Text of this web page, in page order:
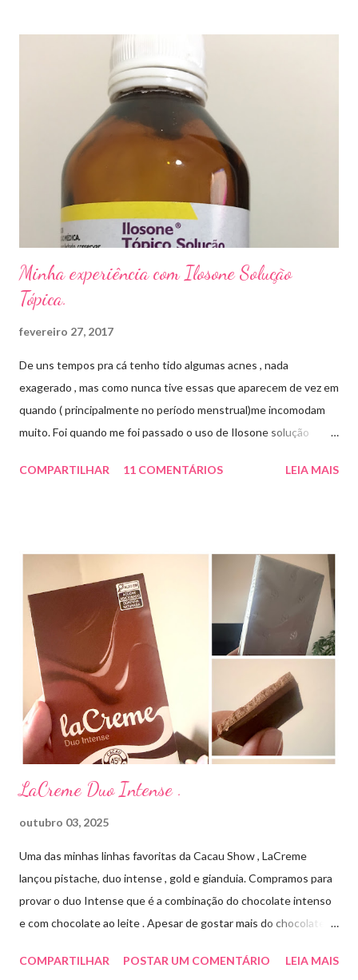
micose de unha é feito com esmaltes antifúngicos ou remédios
orais ,ou para aplicação local receitados pelo dermatologista. O
tempo para tratamento pode variar de 06 meses a um ano. Para
quem prefere tratamentos caseiros , pode aplicar óleo de cravo
duas vezes ao dia. Eu já passei por isso, pelo uso de muito
sapato fechado e apertado . E utilizei o Ciclopirox olamina que é
um agente antifúngico sintético para tratamento dermatológico
Minha experiência com Ilosone Solução
Tópica.
fevereiro 27, 2017
De uns tempos pra cá tenho tido algumas acnes , nada
exagerado , mas como nunca tive essas que aparecem de vez em
quando ( principalmente no período menstrual)me incomodam
muito. Foi quando me foi passado o uso de Ilosone solução
uma consulta com o dermatologista) O Ilosone é um antibiótico
aplico sobre a acne ( geralmente uso a noite). Informação do
produto: ILOSONE TÓPICO SOLUÇÃO (eritromicina) é um
antibiótico de amplo espectro produzido por uma cepa de
Streptomyces erythraeus. É básico e forma rapidamente sais
com os ácidos. Forma farmacêutica e Apresentação ILOSONE
TÓPICO SOLUÇÃO é apresentado sob a forma líquida em
frascos de 120 ml. USO PEDIÁTRICO E ADULTO. Composição
Cada ml contém: Eritromicina base 20 mg Excipientes q.s....
COMPARTILHAR 11 COMENTÁRIOS LEIA MAIS
LaCreme Duo Intense .
outubro 03, 2025
Uma das minhas linhas favoritas da Cacau Show , LaCreme
lançou pistache, duo intense , gold e gianduia. Compramos para
provar o duo Intense que é a combinação do chocolate intenso
e com chocolate ao leite . Apesar de gostar mais do chocolate
medida certa ( tem sabor e cremosidade ). Preço R$19,99 .
COMPARTILHAR POSTAR UM COMENTÁRIO LEIA MAIS